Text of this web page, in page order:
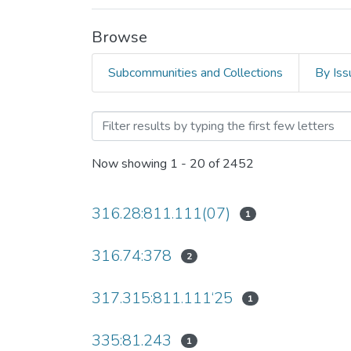
Browse
Subcommunities and Collections By
Browsing Вісник НТУУ
Now showing 1 - 20 of 2452
316.28:811.111(07) 1
316.74:378 2
317.315:811.111‘25 1
335:81.243 1